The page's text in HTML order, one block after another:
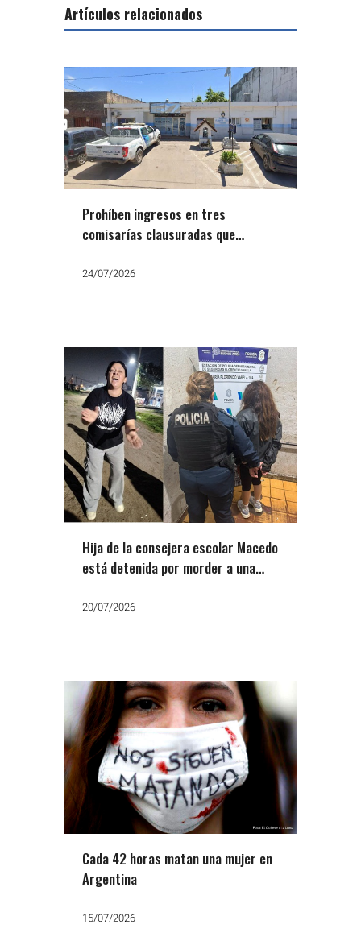
Artículos relacionados
Prohíben ingresos en tres
comisarías clausuradas que
inhumanas
24/07/2026
Hija de la consejera escolar Macedo
está detenida por morder a una
dedo
20/07/2026
Cada 42 horas matan una mujer en
Argentina
15/07/2026